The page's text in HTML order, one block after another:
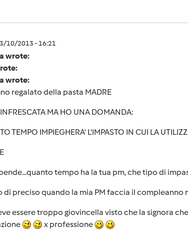
10/2013 - 16:21
wrote:
wrote:
regalato della pasta MADRE
MA HO UNA DOMANDA:
TEMPO IMPIEGHERA' L'IMPASTO IN CUI LA
tempo ha la tua pm, che tipo di
di preciso quando la mia PM faccia il compleanno
essere troppo giovincella visto che la signora
x professione